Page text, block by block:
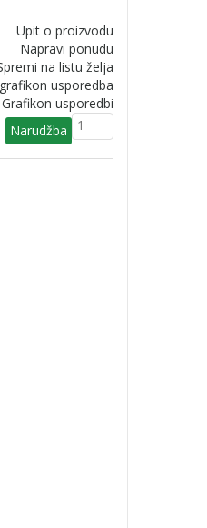
Upit o proizvodu
Napravi ponudu
na listu želja
usporedba
usporedbi